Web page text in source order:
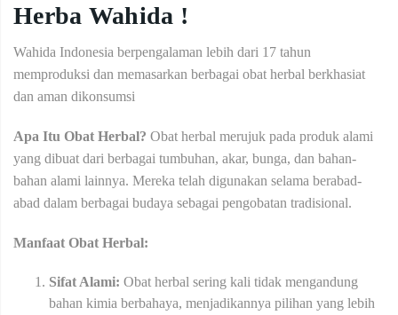
Herba Wahida !
Wahida Indonesia berpengalaman lebih dari 17 tahun
memproduksi dan memasarkan berbagai obat herbal berkhasiat
dan aman dikonsumsi
Apa Itu Obat Herbal? Obat herbal merujuk pada produk alami
yang dibuat dari berbagai tumbuhan, akar, bunga, dan bahan-
bahan alami lainnya. Mereka telah digunakan selama berabad-
abad dalam berbagai budaya sebagai pengobatan tradisional.
Manfaat Obat Herbal:
Sifat Alami: Obat herbal sering kali tidak mengandung
bahan kimia berbahaya, menjadikannya pilihan yang lebih